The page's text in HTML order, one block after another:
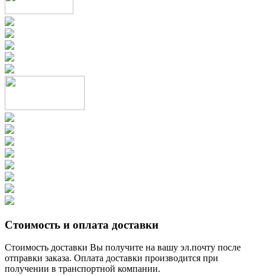
Стоимость и оплата доставки
Стоимость доставки Вы получите на вашу эл.почту после
отправки заказа. Оплата доставки производится при
получении в транспортной компании.